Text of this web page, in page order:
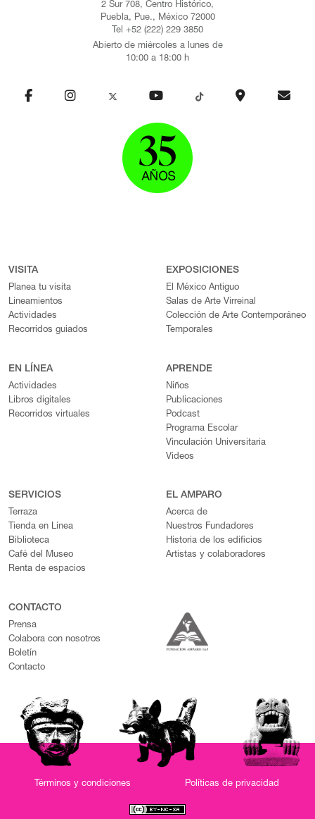
2 Sur 708, Centro Histórico,
Puebla, Pue., México 72000
Tel +52 (222) 229 3850
Abierto de miércoles a lunes de
10:00 a 18:00 h
VISITA
Planea tu visita
Lineamientos
Actividades
Recorridos guiados
EXPOSICIONES
El México Antiguo
Salas de Arte Virreinal
Colección de Arte Contemporáneo
Temporales
EN LÍNEA
Actividades
Libros digitales
Recorridos virtuales
APRENDE
Niños
Publicaciones
Podcast
Programa Escolar
Vinculación Universitaria
Videos
SERVICIOS
Terraza
Tienda en Línea
Biblioteca
Café del Museo
Renta de espacios
EL AMPARO
Acerca de
Nuestros Fundadores
Historia de los edificios
Artistas y colaboradores
CONTACTO
Prensa
Colabora con nosotros
Boletín
Contacto
Términos y condiciones Políticas de privacidad